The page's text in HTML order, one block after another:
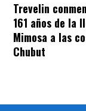
Trevelin
161 años de la
Mimosa a las
Chubut